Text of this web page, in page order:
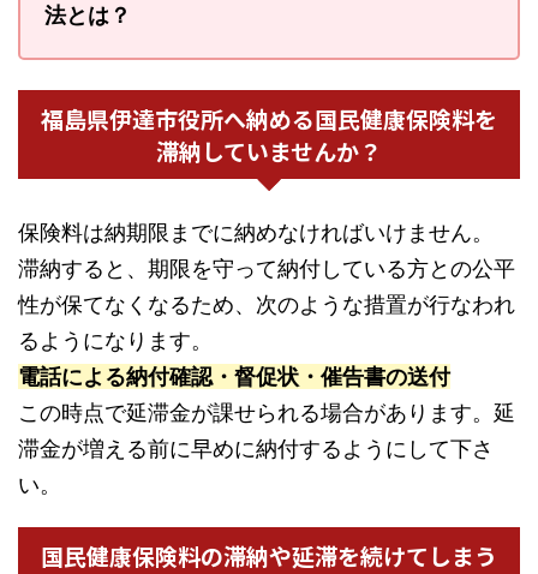
法とは？
福島県伊達市役所へ納める国民健康保険料を
滞納していませんか？
保険料は納期限までに納めなければいけません。
滞納すると、期限を守って納付している方との公平
性が保てなくなるため、次のような措置が行なわれ
るようになります。
電話による納付確認・督促状・催告書の送付
この時点で延滞金が課せられる場合があります。延
滞金が増える前に早めに納付するようにして下さ
い。
国民健康保険料の滞納や延滞を続けてしまう